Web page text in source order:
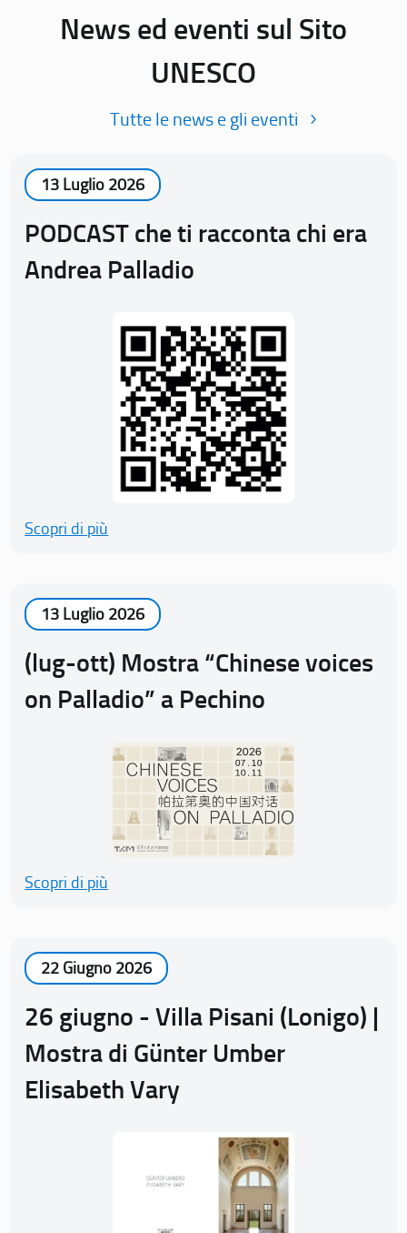
News ed eventi sul Sito
UNESCO
Tutte le news e gli eventi
13 Luglio 2026
PODCAST che ti racconta chi era
Andrea Palladio
Scopri di più
13 Luglio 2026
(lug-ott) Mostra “Chinese voices
on Palladio” a Pechino
Scopri di più
22 Giugno 2026
26 giugno - Villa Pisani (Lonigo) |
Mostra di Günter Umber
Elisabeth Vary